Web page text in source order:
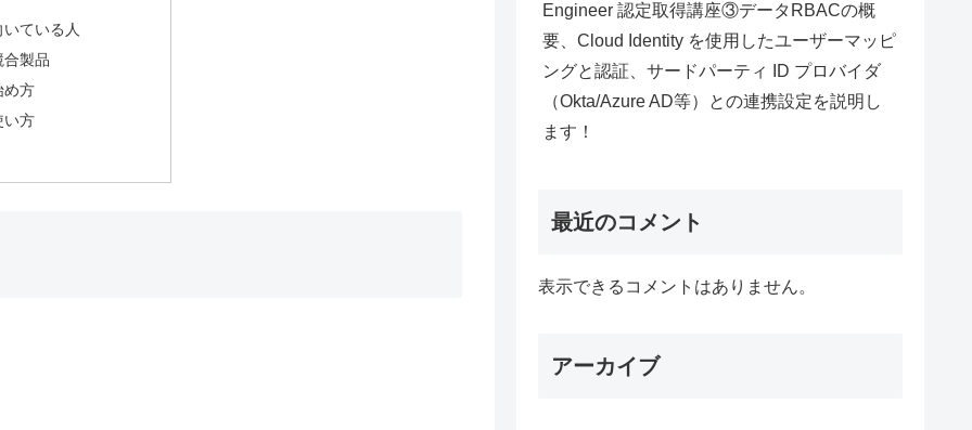
ている人
合製品
め方
い方
Engineer 認定取得講座③データRBACの概
要、Cloud Identity を使用したユーザーマッピ
ングと認証、サードパーティ ID プロバイダ
（Okta/Azure AD等）との連携設定を説明し
ます！
最近のコメント
表示できるコメントはありません。
アーカイブ